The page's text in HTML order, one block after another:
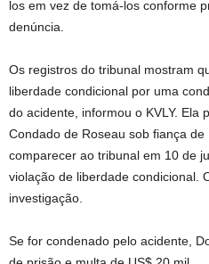
los em vez de tomá-los conforme
denúncia.
Os registros do tribunal mostram
liberdade condicional por uma
do acidente, informou o KVLY. Ela
Condado de Roseau sob fiança
comparecer ao tribunal em 10 de
violação de liberdade condicional.
investigação.
Se for condenado pelo acidente,